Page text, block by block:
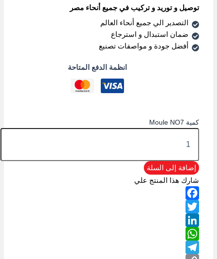
توصيل و توريد و تركيب في جميع أنحاء مصر
التصدير الي جميع أنحاء العالم
ضمان استبدال و استرجاع
أفضل جودة و مواصفات تصنيع
انظمة الدفع المتاحة
كمية Moule NO7
إضافة إلى السلة
شارك هذا المنتج علي
Facebook
Twitter
LinkedIn
WhatsApp